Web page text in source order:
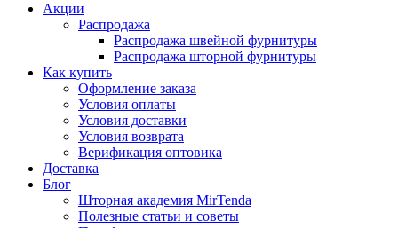
Акции
Распродажа
Распродажа швейной фурнитуры
Распродажа шторной фурнитуры
Как купить
Оформление заказа
Условия оплаты
Условия доставки
Условия возврата
Верификация оптовика
Доставка
Блог
Шторная академия MirTenda
Полезные статьи и советы